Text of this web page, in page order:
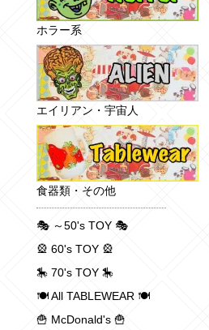
ホラー系
エイリアン・宇宙人
食器類・その他
🎭 ～50's TOY 🎭
🎡 60's TOY 🎡
🎠 70's TOY 🎠
🍽 All TABLEWEAR 🍽
🍟 McDonald's 🍟